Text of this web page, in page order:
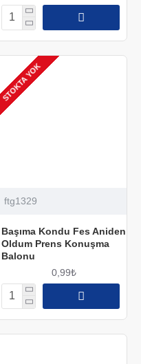
STOKTA YOK
ftg1329
Başıma Kondu Fes Aniden
Oldum Prens Konuşma
Balonu
0,99₺